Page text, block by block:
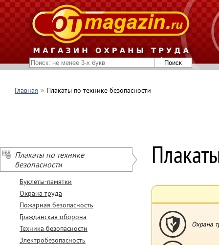
Главная Плакаты по технике безопасности
Плакаты по технике
безопасности
Буклеты-памятки
Охрана труда
Пожарная безопасность
Гражданская оборона
Техника безопасности
Электробезопасность
Охрана